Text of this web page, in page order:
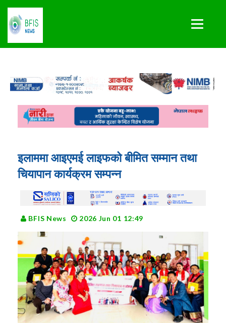
इलाममा आइएमई लाइफको बीमित सम्मान तथा
चियापान कार्यक्रम सम्पन्न
BFIS News 2026 Jun 01 12:49